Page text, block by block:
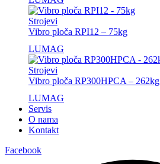
Strojevi
Vibro ploča RPI12 – 75kg
LUMAG
Strojevi
Vibro ploča RP300HPCA – 262kg
LUMAG
Servis
O nama
Kontakt
Facebook